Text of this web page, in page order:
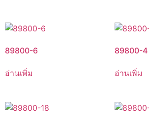
89800-6
อ่านเพิ่ม
89800-4
อ่านเพิ่ม